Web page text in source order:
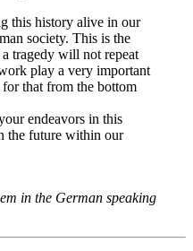
this history alive in our
society. This is the
tragedy will not repeat
play a very important
that from the bottom
endeavors in this
the future within our
in the German speaking